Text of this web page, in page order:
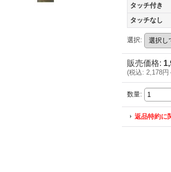
タッチ付き
タッチなし
選択:
販売価格:
(税込: 2,178円
数量:
返品特約に